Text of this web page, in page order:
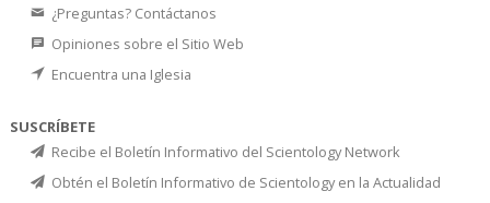
¿Preguntas? Contáctanos
Opiniones sobre el Sitio Web
Encuentra una Iglesia
SUSCRÍBETE
Recibe el Boletín Informativo del Scientology Network
Obtén el Boletín Informativo de Scientology en la Actualidad